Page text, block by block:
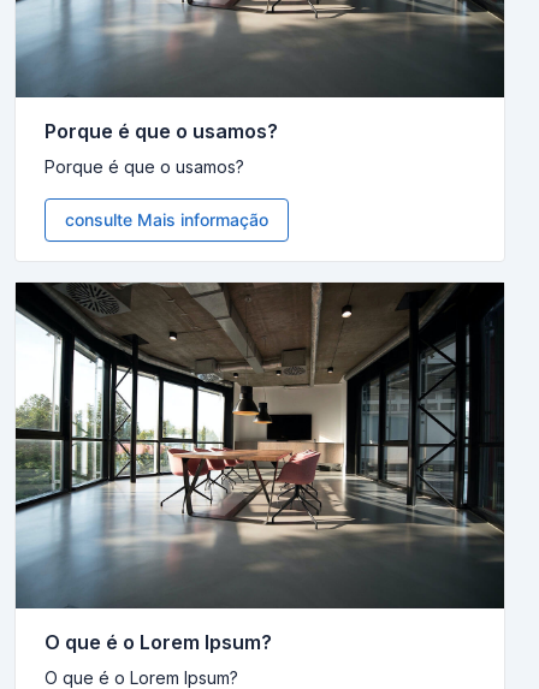
Porque é que o usamos?
Porque é que o usamos?
consulte Mais informação
O que é o Lorem Ipsum?
O que é o Lorem Ipsum?